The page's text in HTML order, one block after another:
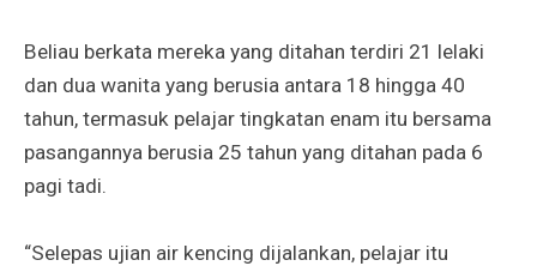
Beliau berkata mereka yang ditahan terdiri 21 lelaki
dan dua wanita yang berusia antara 18 hingga 40
tahun, termasuk pelajar tingkatan enam itu bersama
pasangannya berusia 25 tahun yang ditahan pada 6
pagi tadi.
“Selepas ujian air kencing dijalankan, pelajar itu